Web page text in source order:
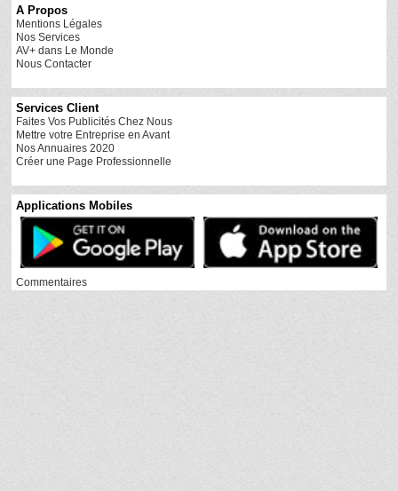
A Propos
Mentions Légales
Nos Services
AV+ dans Le Monde
Nous Contacter
Services Client
Faites Vos Publicités Chez Nous
Mettre votre Entreprise en Avant
Nos Annuaires 2020
Créer une Page Professionnelle
Applications Mobiles
Commentaires